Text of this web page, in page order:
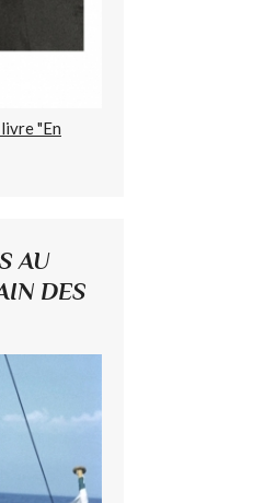
"En
AU
DES